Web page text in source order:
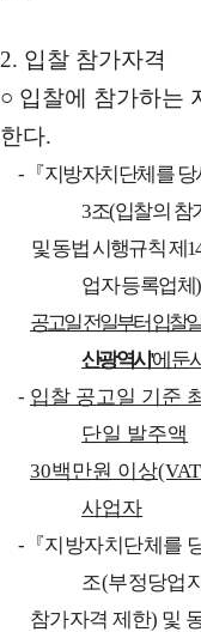
2. 입찰 참가자격
○ 입찰에 참가하는
한다.
- 『지방자치단체를
3조(입찰의 참
및 동법 시행규칙 제
업자 등록업체)
공고일 전일부터 입찰
산광역시 '에 둔
- 입찰 공고일 기준
단일 발주액
30백만원 이상(VAT
사업자
- 『지방자치단체를
조(부정당업
참가자격 제한) 및